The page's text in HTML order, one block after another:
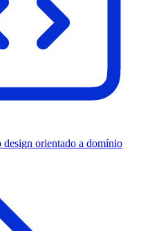
orientado a domínio